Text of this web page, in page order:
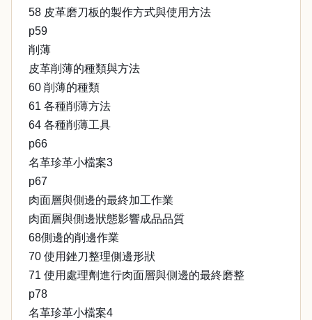
58 皮革磨刀板的製作方式與使用方法
p59
削薄
皮革削薄的種類與方法
60 削薄的種類
61 各種削薄方法
64 各種削薄工具
p66
名革珍革小檔案3
p67
肉面層與側邊的最終加工作業
肉面層與側邊狀態影響成品品質
68側邊的削邊作業
70 使用銼刀整理側邊形狀
71 使用處理劑進行肉面層與側邊的最終磨整
p78
名革珍革小檔案4